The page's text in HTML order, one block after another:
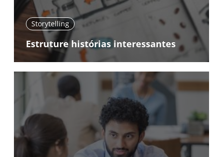
Storytelling
Estruture histórias interessantes